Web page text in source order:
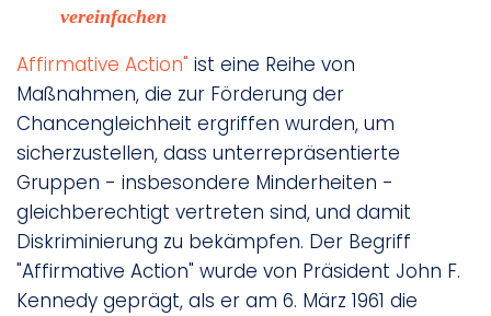
vereinfachen
Affirmative Action" ist eine Reihe von
Maßnahmen, die zur Förderung der
Chancengleichheit ergriffen wurden, um
sicherzustellen, dass unterrepräsentierte
Gruppen - insbesondere Minderheiten -
gleichberechtigt vertreten sind, und damit
Diskriminierung zu bekämpfen. Der Begriff
"Affirmative Action" wurde von Präsident John F.
Kennedy geprägt, als er am 6. März 1961 die